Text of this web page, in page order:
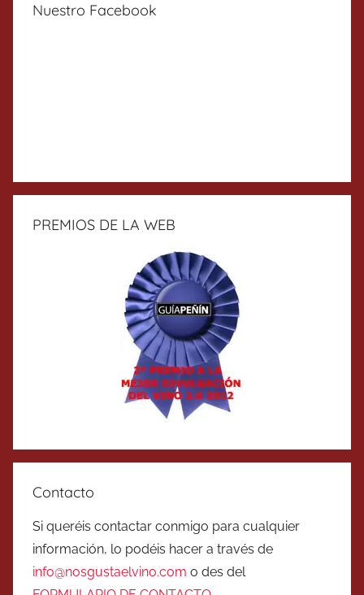
Nuestro Facebook
PREMIOS DE LA WEB
Contacto
Si queréis contactar conmigo para cualquier
información, lo podéis hacer a través de
info@nosgustaelvino.com o des del